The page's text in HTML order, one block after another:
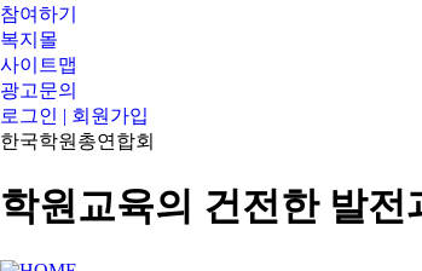
참여하기
복지몰
사이트맵
광고문의
로그인 | 회원가입
한국학원총연합회
학원교육의 건전한 발전